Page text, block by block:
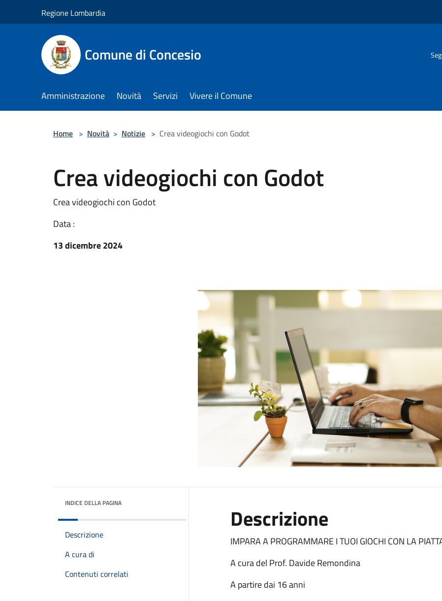
Regione Lombardia
Comune di Concesio
Amministrazione Novità Servizi Vivere il Comune
Home > Novità > Notizie > Crea videogiochi con Godot
Crea videogiochi con Godot
Crea videogiochi con Godot
Data :
13 dicembre 2024
INDICE DELLA PAGINA
Descrizione
A cura di
Contenuti correlati
Descrizione
IMPARA A PROGRAMMARE I TUOI GIOCHI CON LA
A cura del Prof. Davide Remondina
A partire dai 16 anni